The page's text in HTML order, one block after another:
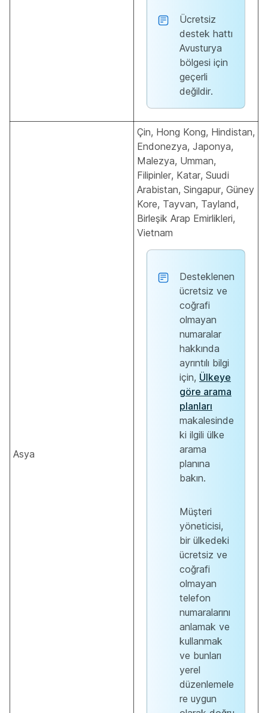
Ücretsiz
destek hattı
Avusturya
bölgesi için
geçerli
değildir.
Asya
Çin, Hong Kong, Hindistan,
Endonezya, Japonya,
Malezya, Umman,
Filipinler, Katar, Suudi
Arabistan, Singapur, Güney
Kore, Tayvan, Tayland,
Birleşik Arap Emirlikleri,
Vietnam
Desteklenen
ücretsiz ve
coğrafi
olmayan
numaralar
hakkında
ayrıntılı bilgi
için, Ülkeye
göre arama
planları
makalesinde
ki ilgili ülke
arama
planına
bakın.
Müşteri
yöneticisi,
bir ülkedeki
ücretsiz ve
coğrafi
olmayan
telefon
numaralarını
anlamak ve
kullanmak
ve bunları
yerel
düzenlemele
re uygun